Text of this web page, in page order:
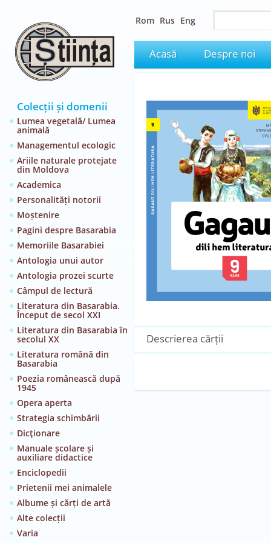
Colecții și domenii
Lumea vegetală/ Lumea
animală
Managementul ecologic
Ariile naturale protejate
din Moldova
Academica
Personalități notorii
Moștenire
Pagini despre Basarabia
Memoriile Basarabiei
Antologia unui autor
Antologia prozei scurte
Câmpul de lectură
Literatura din Basarabia.
Început de secol XXI
Literatura din Basarabia în
secolul XX
Literatura română din
Basarabia
Poezia românească după
1945
Opera aperta
Strategia schimbării
Dicţionare
Manuale școlare și
auxiliare didactice
Enciclopedii
Prietenii mei animalele
Albume și cărți de artă
Alte colecții
Varia
Rom Rus Eng
Acasă Despre noi
Descrierea cărții